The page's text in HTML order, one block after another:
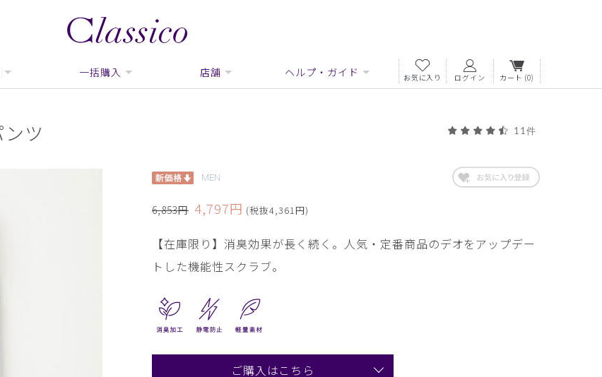
一括購入 店舗 ヘルプ・ガイド お気に入り ログイン カート (0)
ツ 11件
MEN
6,853円 4,797円 (税抜4,361円)
【在庫限り】消臭効果が長く続く。人気・定番商品のデオをアップデー
トした機能性スクラブ。
ご購入はこちら